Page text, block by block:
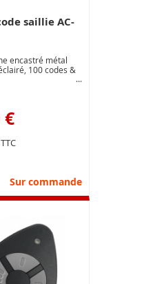
saillie AC-
encastré métal
100 codes &
€
Sur commande